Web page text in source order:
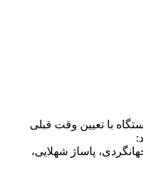
با تعیین وقت قبلی
پاساژ شهلایی،